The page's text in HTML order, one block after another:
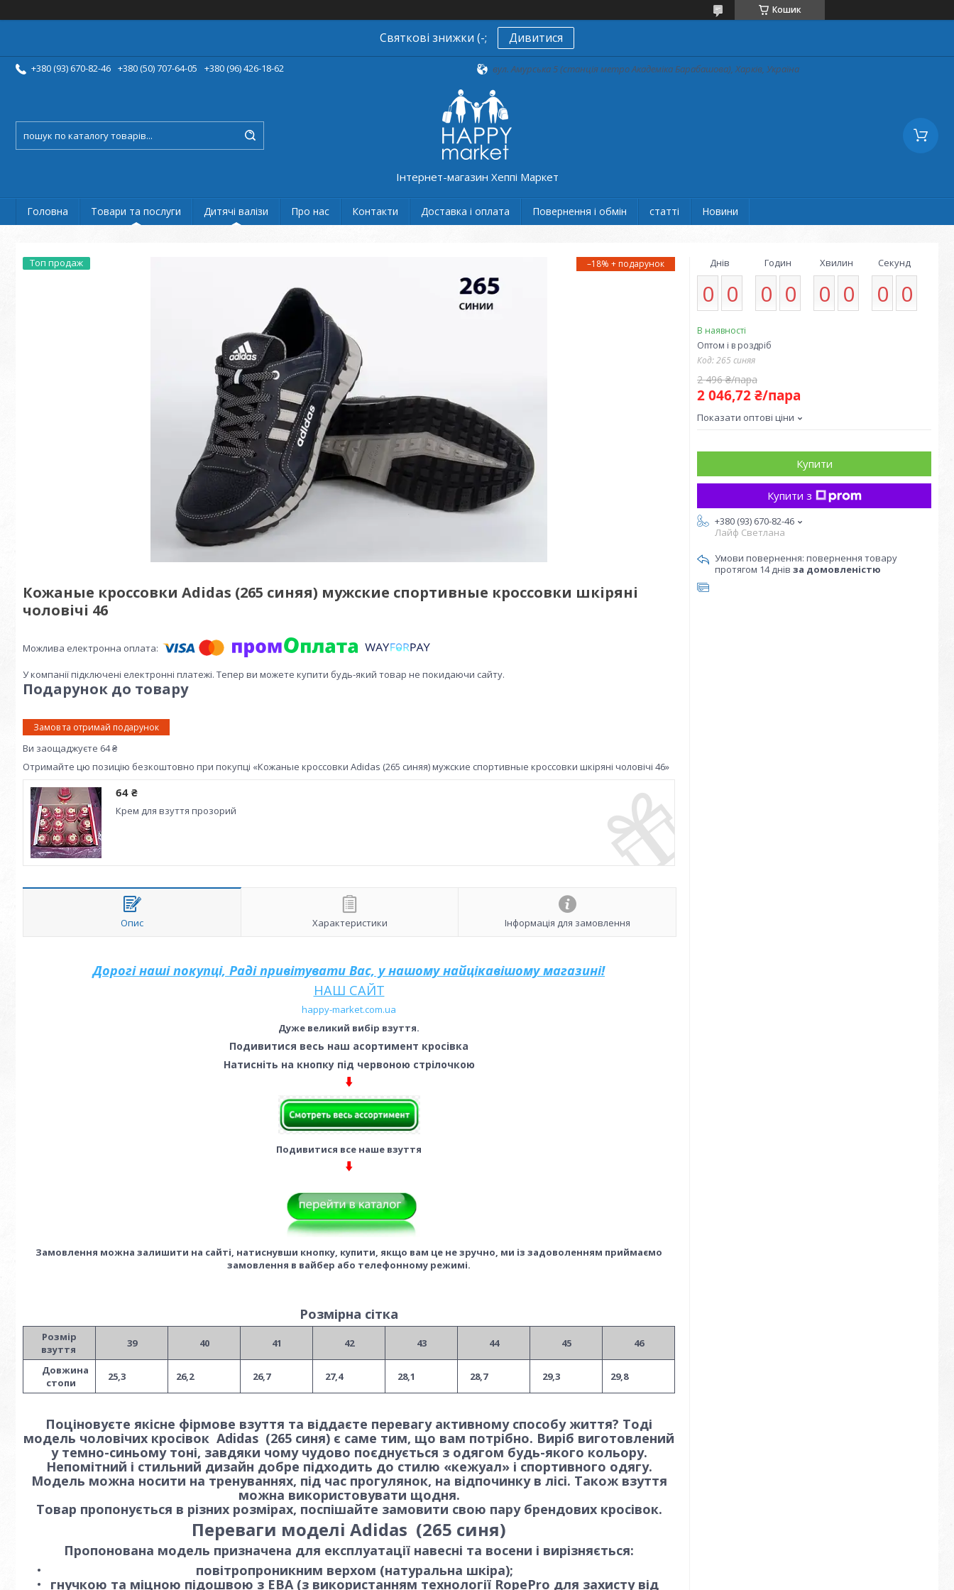
Кошик
Святкові знижки (-; Дивитися
+380 (93) 670-82-46 +380 (50) 707-64-05 +380 (96) 426-18-62 вул. Амурська 5 (станція метро Академіка Барабашова), Харків, Україна
Інтернет-магазин Хеппі Маркет
Головна Товари та послуги Дитячі валізи Про нас Контакти Доставка і оплата Повернення і обмін статті Новини
Топ продаж –18%
Кожаные кроссовки Adidas (265 синяя) мужские спортивные кроссовки шкіряні
чоловічі 46
У компанії підключені електронні платежі. Тепер ви можете купити будь-який товар не покидаючи сайту.
Подарунок до товару
Замов та отримай подарунок
Ви заощаджуєте 64 ₴
Отримайте цю позицію безкоштовно при покупці «Кожаные кроссовки Adidas (265 синяя) мужские спортивные кроссовки шкіряні чоловічі 46»
64 ₴
Крем для взуття прозорий
Опис Характеристики Інформація для замовлення
Дорогі наші покупці, Раді привітувати Вас, у нашому найцікавішому магазині!
НАШ САЙТ
happy-market.com.ua
Дуже великий вибір взуття.
Подивитися весь наш асортимент кросівка
Натисніть на кнопку під червоною стрілочкою
Подивитися все наше взуття
Замовлення можна залишити на сайті, натиснувши кнопку, купити, якщо вам це не зручно, ми із задоволенням приймаємо
замовлення в вайбер або телефонному режимі.
Розмірна сітка
Розмір
взуття
39 40 41 42 43 44 45 46
Довжина
стопи
25,3 26,2 26,7 27,4 28,1 28,7 29,3 29,8
Поціновуєте якісне фірмове взуття та віддаєте перевагу активному способу життя? Тоді
модель чоловічих кросівок Adidas (265 синя) є саме тим, що вам потрібно. Виріб виготовлений
у темно-синьому тоні, завдяки чому чудово поєднується з одягом будь-якого кольору.
Непомітний і стильний дизайн добре підходить до стилю «кежуал» і спортивного одягу.
Модель можна носити на тренуваннях, під час прогулянок, на відпочинку в лісі. Також взуття
можна використовувати щодня.
Товар пропонується в різних розмірах, поспішайте замовити свою пару брендових кросівок.
Переваги моделі Adidas (265 синя)
Пропонована модель призначена для експлуатації навесні та восени і вирізняється:
повітропроникним верхом (натуральна шкіра);
гнучкою та міцною підошвою з ЕВА (з використанням технології RopePro для захисту від
Днів
0 0
Годин
0 0
Хвилин
0 0
Секунд
0 0
В наявності
Оптом і в роздріб
Код:265 синяя
2 496 ₴/пара
2 046,72 ₴/пара
Показати оптові ціни
Купити
Купити з
+380 (93) 670-82-46
Лайф Светлана
повернення товару
протягом 14 днів за домовленістю